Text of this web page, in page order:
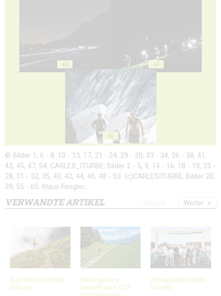
63 64
65
© Bilder 1, 6 - 8, 10 - 13, 17, 21 - 24, 29 - 30, 33 - 34, 36 - 38, 41,
43, 45, 47, 54: CARLES_ITURBE; Bilder 2 - 5, 9, 14 - 16, 18 - 19, 25 -
28, 31 - 32, 35, 40, 42, 44, 46, 48 - 53: (c)CARLESITURBE; Bilder 20,
39, 55 - 65: Klaus Fengler;
VERWANDTE ARTIKEL
KAT100 by UTMB:
Galerie
Bildergalerie
Dynafit und OTF
3Kings3Hills 2026:
Galerie
Weiter